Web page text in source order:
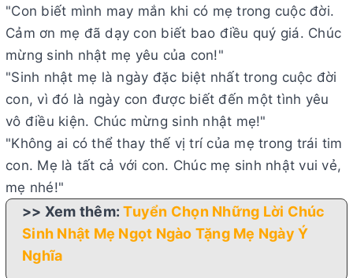
"Con biết mình may mắn khi có mẹ trong cuộc đời.
Cảm ơn mẹ đã dạy con biết bao điều quý giá. Chúc
mừng sinh nhật mẹ yêu của con!"
"Sinh nhật mẹ là ngày đặc biệt nhất trong cuộc đời
con, vì đó là ngày con được biết đến một tình yêu
vô điều kiện. Chúc mừng sinh nhật mẹ!"
"Không ai có thể thay thế vị trí của mẹ trong trái tim
con. Mẹ là tất cả với con. Chúc mẹ sinh nhật vui vẻ,
mẹ nhé!"
>> Xem thêm:Tuyển Chọn Những Lời Chúc
Sinh Nhật Mẹ Ngọt Ngào Tặng Mẹ Ngày Ý
Nghĩa